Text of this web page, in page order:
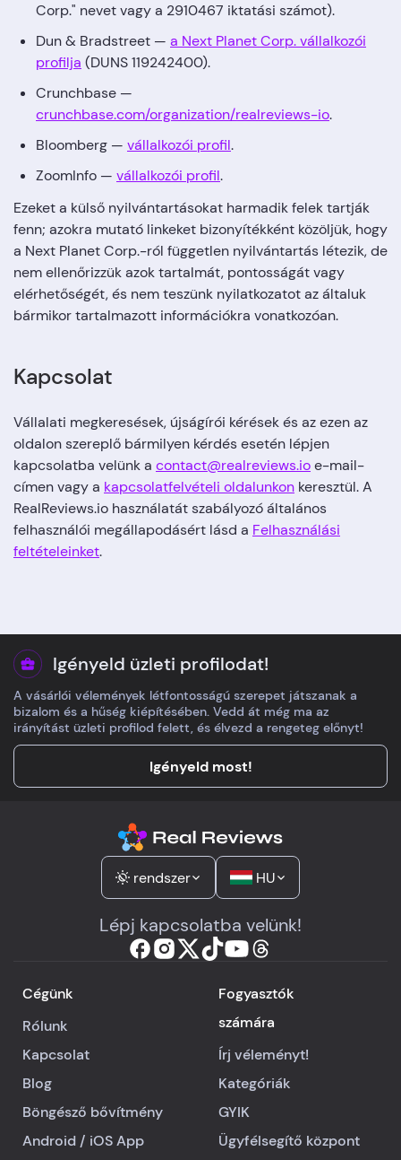
Corp." nevet vagy a 2910467 iktatási számot).
Dun & Bradstreet — a Next Planet Corp. vállalkozói
profilja (DUNS 119242400).
Crunchbase —
crunchbase.com/organization/realreviews-io.
Bloomberg — vállalkozói profil.
ZoomInfo — vállalkozói profil.
Ezeket a külső nyilvántartásokat harmadik felek tartják
fenn; azokra mutató linkeket bizonyítékként közöljük, hogy
a Next Planet Corp.-ról független nyilvántartás létezik, de
nem ellenőrizzük azok tartalmát, pontosságát vagy
elérhetőségét, és nem teszünk nyilatkozatot az általuk
bármikor tartalmazott információkra vonatkozóan.
Kapcsolat
Vállalati megkeresések, újságírói kérések és az ezen az
oldalon szereplő bármilyen kérdés esetén lépjen
kapcsolatba velünk a contact@realreviews.ioe-mail-
címen vagy a kapcsolatfelvételi oldalunkon keresztül. A
RealReviews.io használatát szabályozó általános
felhasználói megállapodásért lásd a Felhasználási
feltételeinket.
Igényeld üzleti profilodat!
A vásárlói vélemények létfontosságú szerepet játszanak a
bizalom és a hűség kiépítésében. Vedd át még ma az
irányítást üzleti profilod felett, és élvezd a rengeteg előnyt!
Igényeld most!
rendszer HU
Lépj kapcsolatba velünk!
Cégünk
Rólunk
Kapcsolat
Blog
Böngésző bővítmény
Android / iOSApp
Fogyasztók
számára
Írj véleményt!
Kategóriák
GYIK
Ügyfélsegítő központ